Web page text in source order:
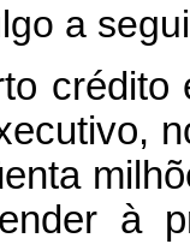
a
crédito
à